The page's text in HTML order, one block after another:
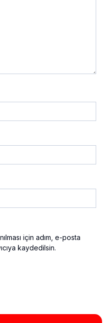
için adım, e-posta
kaydedilsin.